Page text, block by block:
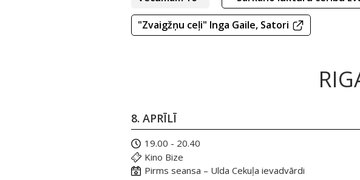
"Zvaigžņu ceļi" Inga Gaile, Satori
8. APRĪLĪ
19.00 - 20.40
Kino Bize
Pirms seansa – Ulda Cekuļa ievadvārdi